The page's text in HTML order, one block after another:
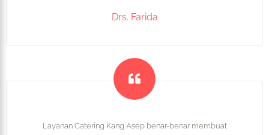
Drs. Farida
Layanan Catering Kang Asep benar-benar membuat